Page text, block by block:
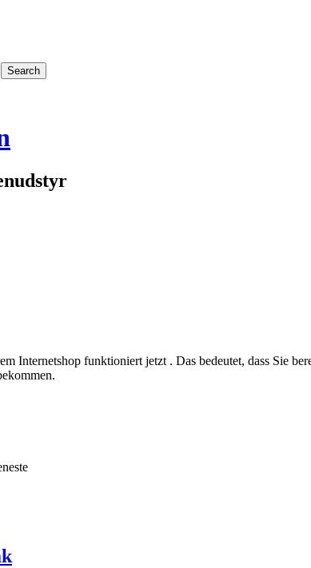
Internetshop funktioniert jetzt . Das bedeutet, dass Sie